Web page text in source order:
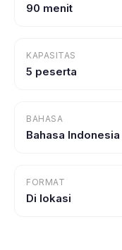
90 menit
KAPASITAS
5 peserta
BAHASA
Bahasa Indonesia
FORMAT
Di lokasi